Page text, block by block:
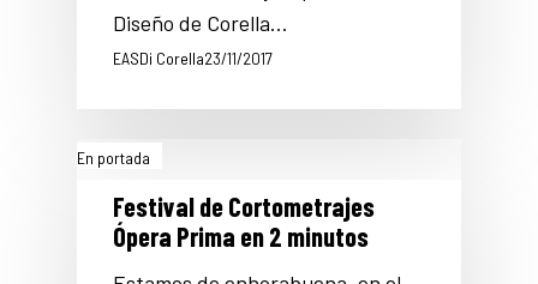
Diseño de Corella…
EASDi Corella23/11/2017
En portada
Festival de Cortometrajes
Ópera Prima en 2 minutos